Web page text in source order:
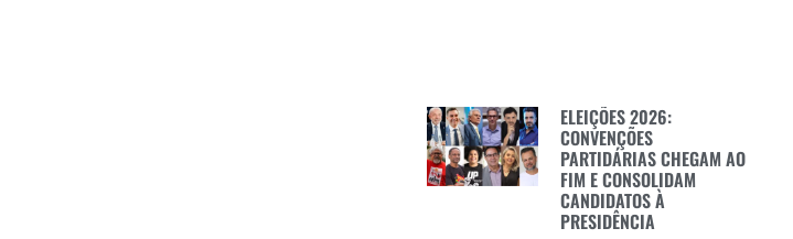
ELEIÇÕES 2026:
CONVENÇÕES
PARTIDÁRIAS CHEGAM AO
FIM E CONSOLIDAM
CANDIDATOS À
PRESIDÊNCIA